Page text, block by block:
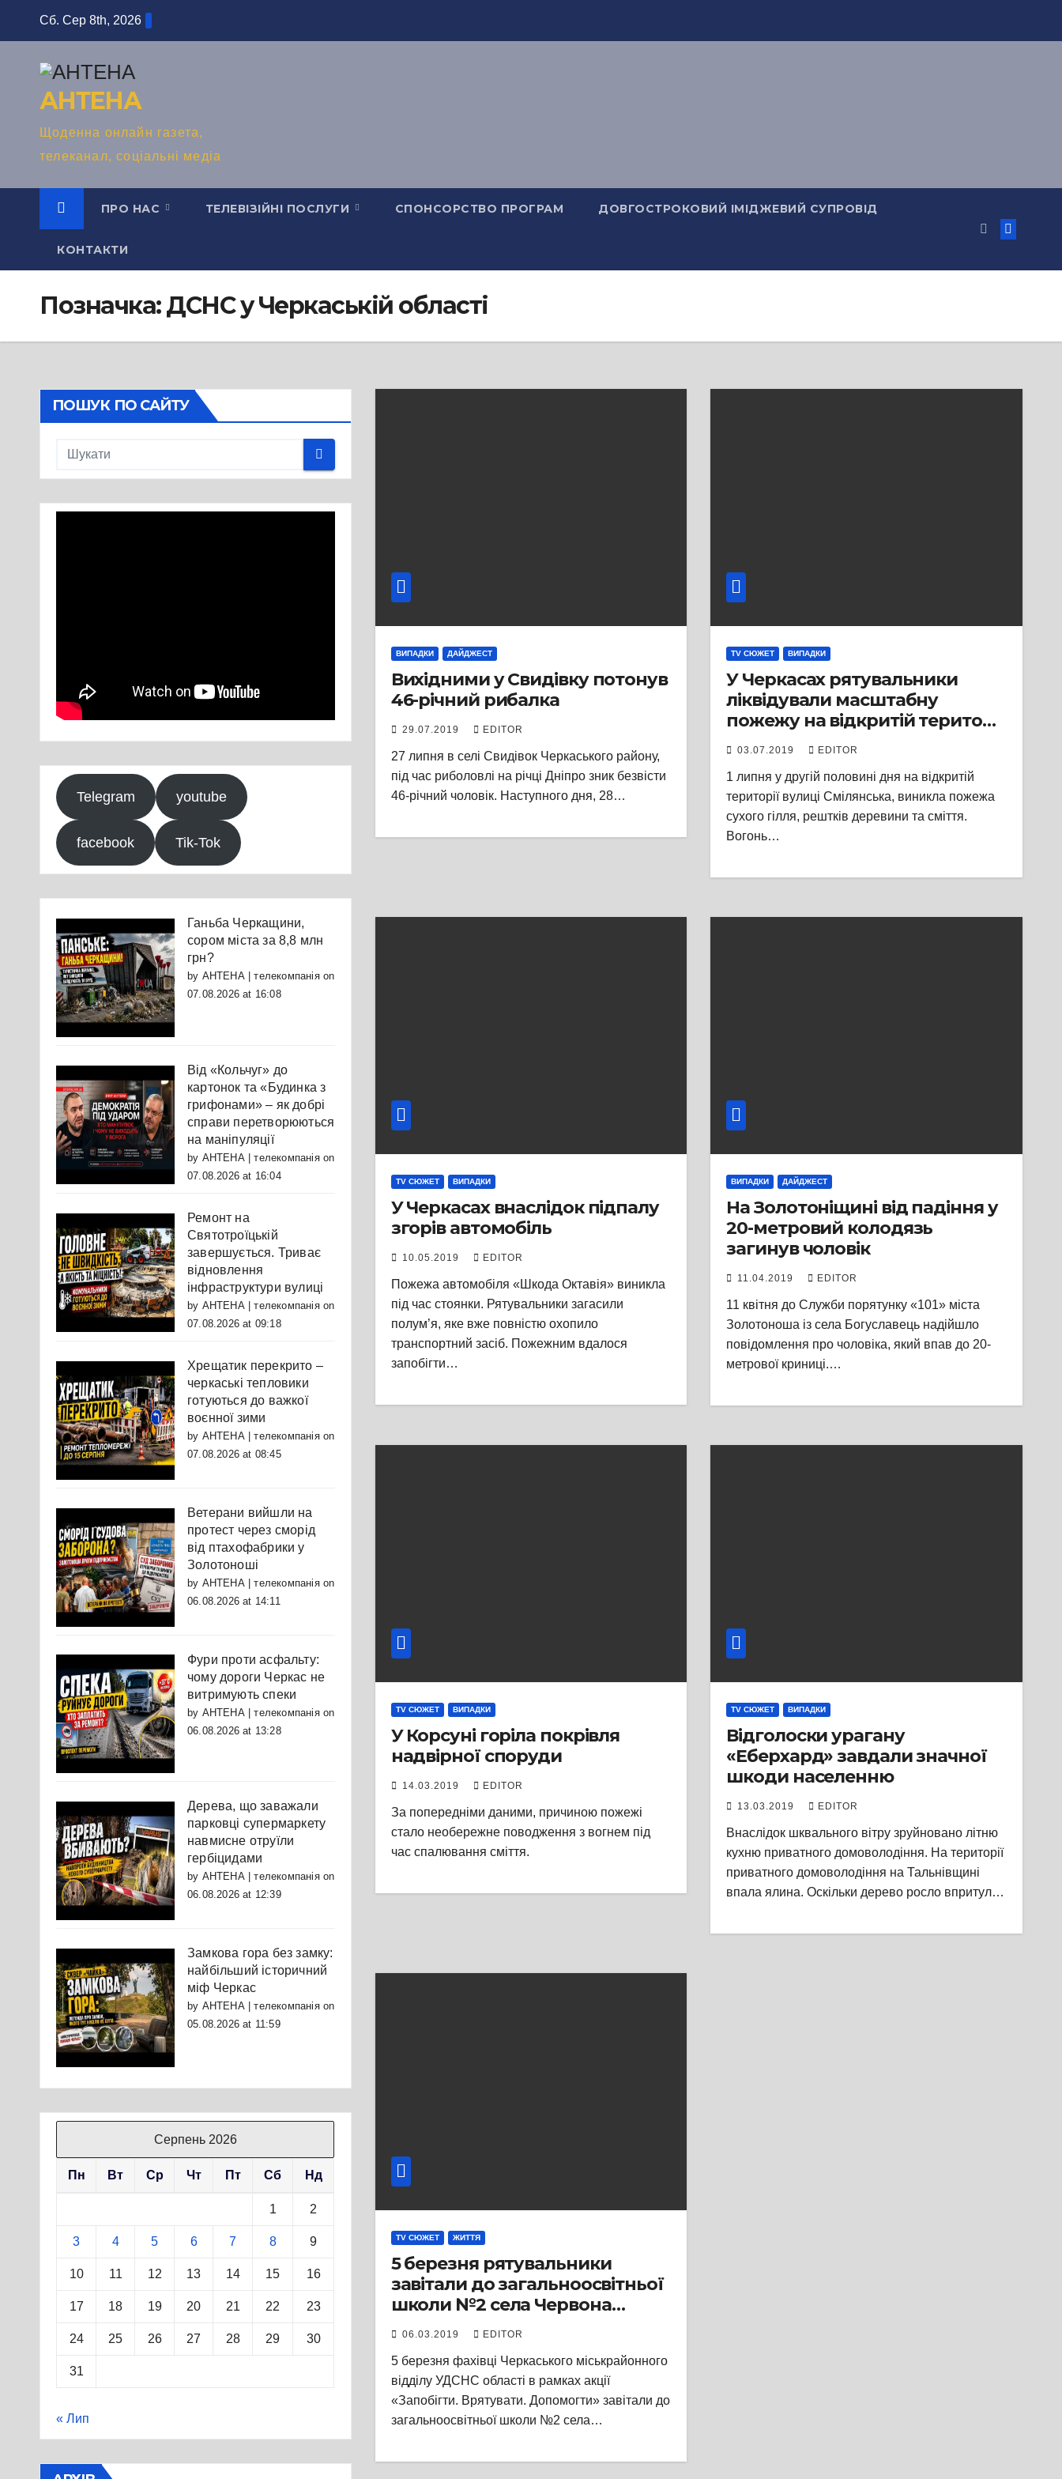
Сб. Сер 8th, 2026
АНТЕНА
Щоденна онлайн газета,
телеканал, соціальні медіа
ПРО НАС ТЕЛЕВІЗІЙНІ ПОСЛУГИ СПОНСОРСТВО ПРОГРАМ ДОВГОСТРОКОВИЙ ІМІДЖЕВИЙ СУПРОВІД
КОНТАКТИ
Позначка:ДСНС у Черкаській області
ПОШУК ПО САЙТУ
Telegram youtube
facebook Tik-Tok
Ганьба Черкащини,
сором міста за 8,8 млн
грн?
by АНТЕНА | телекомпаніяon
07.08.2026 at 16:08
Від «Кольчуг» до
картонок та «Будинка з
грифонами» – як добрі
справи перетворюються
на маніпуляції
by АНТЕНА | телекомпаніяon
07.08.2026 at 16:04
Ремонт на
Святотроїцькій
завершується. Триває
відновлення
інфраструктури вулиці
by АНТЕНА | телекомпаніяon
07.08.2026 at 09:18
Хрещатик перекрито –
черкаські тепловики
готуються до важкої
воєнної зими
by АНТЕНА | телекомпаніяon
07.08.2026 at 08:45
Ветерани вийшли на
протест через сморід
від птахофабрики у
Золотоноші
by АНТЕНА | телекомпаніяon
06.08.2026 at 14:11
Фури проти асфальту:
чому дороги Черкас не
витримують спеки
by АНТЕНА | телекомпаніяon
06.08.2026 at 13:28
Дерева, що заважали
парковці супермаркету
навмисне отруїли
гербіцидами
by АНТЕНА | телекомпаніяon
06.08.2026 at 12:39
Замкова гора без замку:
найбільший історичний
міф Черкас
by АНТЕНА | телекомпаніяon
05.08.2026 at 11:59
Серпень 2026
Пн Вт Ср Чт Пт Сб Нд
1 2
3 4 5 6 7 8 9
10 11 12 13 14 15 16
17 18 19 20 21 22 23
24 25 26 27 28 29 30
31
« Лип
ВИПАДКИ ДАЙДЖЕСТ
Вихідними у Свидівку потонув
46-річний рибалка
29.07.2019 EDITOR
27 липня в селі Свидівок Черкаського району,
під час риболовлі на річці Дніпро зник безвісти
46-річний чоловік. Наступного дня, 28…
TV СЮЖЕТ ВИПАДКИ
У Черкасах рятувальники
ліквідували масштабну
пожежу на відкритій території
у 2,7 га
03.07.2019 EDITOR
1 липня у другій половині дня на відкритій
території вулиці Смілянська, виникла пожежа
сухого гілля, рештків деревини та сміття.
Вогонь…
TV СЮЖЕТ ВИПАДКИ
У Черкасах внаслідок підпалу
згорів автомобіль
10.05.2019 EDITOR
Пожежа автомобіля «Шкода Октавія» виникла
під час стоянки. Рятувальники загасили
полум’я, яке вже повністю охопило
транспортний засіб. Пожежним вдалося
запобігти…
ВИПАДКИ ДАЙДЖЕСТ
На Золотоніщині від падіння у
20-метровий колодязь
загинув чоловік
11.04.2019 EDITOR
11 квітня до Служби порятунку «101» міста
Золотоноша із села Богуславець надійшло
повідомлення про чоловіка, який впав до 20-
метрової криниці.…
TV СЮЖЕТ ВИПАДКИ
У Корсуні горіла покрівля
надвірної споруди
14.03.2019 EDITOR
За попередніми даними, причиною пожежі
стало необережне поводження з вогнем під
час спалювання сміття.
TV СЮЖЕТ ВИПАДКИ
Відголоски урагану
«Еберхард» завдали значної
шкоди населенню
13.03.2019 EDITOR
Внаслідок шквального вітру зруйновано літню
кухню приватного домоволодіння. На території
приватного домоволодіння на Тальнівщині
впала ялина. Оскільки дерево росло впритул…
TV СЮЖЕТ ЖИТТЯ
5 березня рятувальники
завітали до загальноосвітньої
школи №2 села Червона
Слобода
06.03.2019 EDITOR
5 березня фахівці Черкаського міськрайонного
відділу УДСНС області в рамках акції
«Запобігти. Врятувати. Допомогти» завітали до
загальноосвітньої школи №2 села…